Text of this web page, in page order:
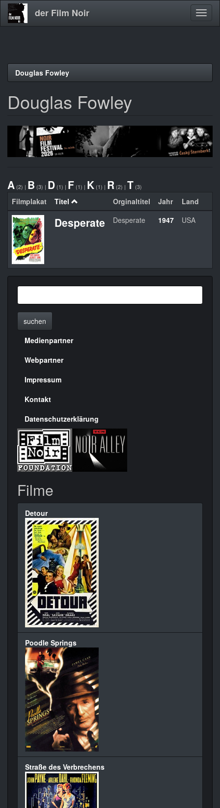
Direkt
der Film Noir
Douglas Fowley
Douglas Fowley
A (2) | B (3) | D (1) | F (1) | K (1) | R (2) | T (3)
Filmplakat Titel Orginaltitel Jahr Land
Desperate Desperate 1947 USA
suchen
Menülinks
rechte
Seite
Medienpartner
Webpartner
Impressum
Kontakt
Datenschutzerklärung
Filme
Detour
Poodle Springs
Straße des Verbrechens